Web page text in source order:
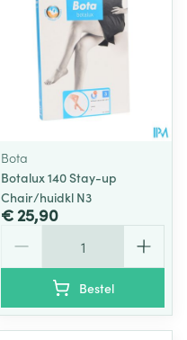
Bota
Botalux 140 Stay-up
Chair/huidkl N3
€ 25,90
Bestel